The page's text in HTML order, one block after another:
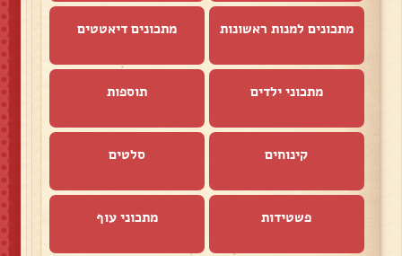
מתכונים למנות ראשונות מתכונים דיאטטים
מתכוני ילדים תוספות
קינוחים סלטים
פשטידות מתכוני עוף